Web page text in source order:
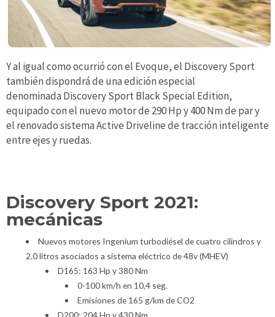
Y al igual como ocurrió con el Evoque, el Discovery Sport
también dispondrá de una edición especial
denominada Discovery Sport Black Special Edition,
equipado con el nuevo motor de 290 Hp y 400 Nm de par y
el renovado sistema Active Driveline de tracción inteligente
entre ejes y ruedas.
Discovery Sport 2021:
mecánicas
Nuevos motores Ingenium turbodiésel de cuatro cilindros y
2.0 litros asociados a sistema eléctrico de 48v (MHEV)
D165: 163 Hp y 380 Nm
0-100 km/h en 10,4 seg.
Emisiones de 165 g/km de CO2